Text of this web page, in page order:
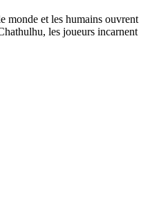
monde et les humains ouvrent
les joueurs incarnent